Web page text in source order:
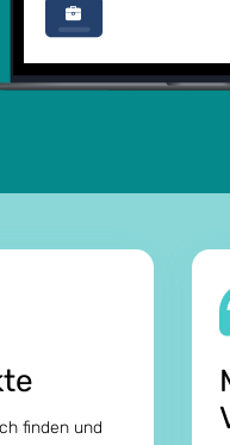
finden und